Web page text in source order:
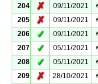
204
✗ 09/11/2021
205
✗ 09/11/2021
206
✓ 09/11/2021
207
✓ 05/11/2021
208
✓ 05/11/2021
209
✗ 28/10/2021